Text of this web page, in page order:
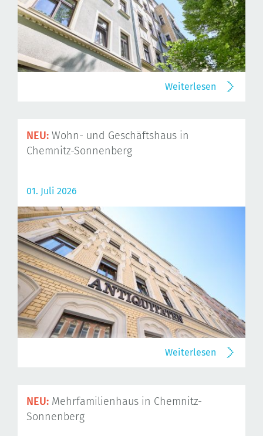
Weiterlesen
NEU: Wohn- und Geschäftshaus in
Chemnitz-Sonnenberg
01. Juli 2026
Weiterlesen
NEU: Mehrfamilienhaus in Chemnitz-
Sonnenberg